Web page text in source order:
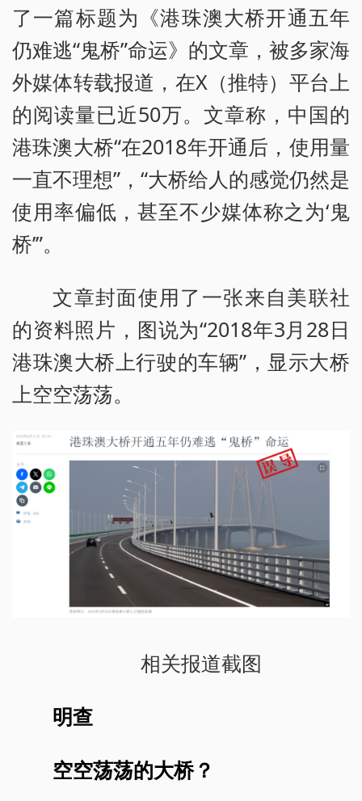
了一篇标题为《港珠澳大桥开通五年
仍难逃“鬼桥”命运》的文章，被多家海
外媒体转载报道，在X（推特）平台上
的阅读量已近50万。文章称，中国的
港珠澳大桥“在2018年开通后，使用量
一直不理想”，“大桥给人的感觉仍然是
使用率偏低，甚至不少媒体称之为‘鬼
桥’”。
文章封面使用了一张来自美联社
的资料照片，图说为“2018年3月28日
港珠澳大桥上行驶的车辆”，显示大桥
上空空荡荡。
相关报道截图
明查
空空荡荡的大桥？